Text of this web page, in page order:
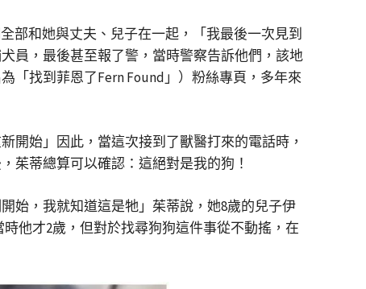
部和她與丈夫、兒子在一起，「我最後一次見到
員，最後甚至報了警，當時警察告訴他們，該地
「找到菲恩了Fern Found」）粉絲專頁，多年來
開始」因此，當這次接到了獸醫打來的電話時，
茱蒂總算可以確認：這絕對是我的狗！
始，我就知道這是牠」茱蒂說，她8歲的兒子伊
他才2歲，但對於找尋狗狗這件事從不動搖，在